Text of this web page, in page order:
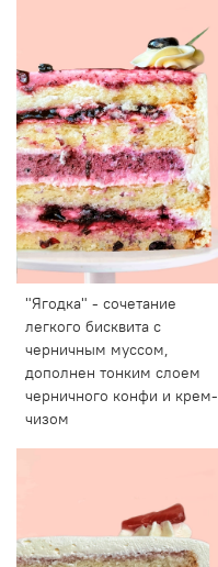
"Ягодка" - сочетание
легкого бисквита с
черничным муссом,
дополнен тонким слоем
черничного конфи и крем-
чизом